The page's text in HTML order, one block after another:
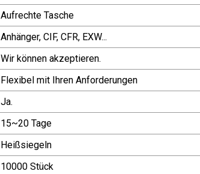
Aufrechte Tasche
Anhänger, CIF, CFR, EXW...
Wir können akzeptieren.
Flexibel mit Ihren Anforderungen
Ja.
15~20 Tage
Heißsiegeln
10000 Stück